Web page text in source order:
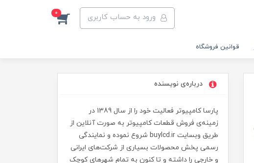
ورود به حساب کاربری 0
قوانین فروشگاه
درباره‌ی نویسنده
پارسا کامپیوتر فعالیت خود را از سال 1389 در
زمینه‌ی فروش قطعات کامپیوتر به صورت آنلاین از
طریق وبسایت buylcd.ir شروع نموده و نمایندگی
رسمی پخش محصولات بسیاری از شرکت‌های ایرانی
و خارجی را داشته و تا کنون به تمام شهرهای کوچک